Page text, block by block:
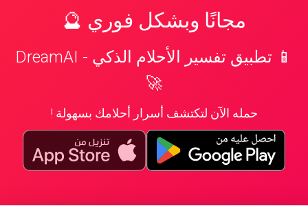
مجانًا وبشكل فوري 🔮
📱 تطبيق تفسير الأحلام الذكي - DreamAI
🚀
حمله الآن لتكتشف أسرار أحلامك بسهولة !